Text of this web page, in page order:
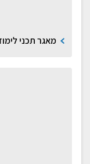
מאגר תכני